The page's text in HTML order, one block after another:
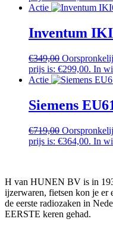
Actie
Inventum
€349,00
prijs is: €299,00. In
Actie
Siemens
€719,00
prijs is: €364,00. In
H van HUNEN BV is in
ijzerwaren, fietsen kon je er
de eerste radiozaken in
EERSTE keren gehad.